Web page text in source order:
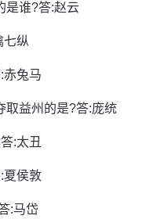
是谁?答:赵云
七纵
赤兔马
取益州的是?答:庞统
:太丑
夏侯敦
:马岱